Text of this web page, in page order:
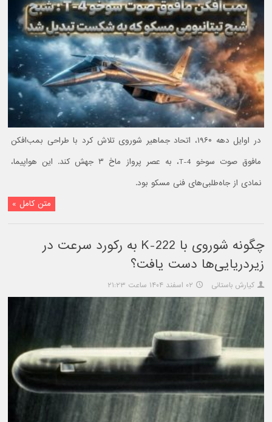
در اوایل دهه ۱۹۶۰، اتحاد جماهیر شوروی تلاش کرد با طراحی بمب‌افکن
مافوق صوت سوخو T-4، به عصر پرواز ماخ ۳ جهش کند. این هواپیما،
نمادی از جاه‌طلبی‌های فنی مسکو بود.
متن کامل »
چگونه شوروی با K-222 به رکورد سرعت در
زیردریایی‌ها دست یافت؟
کیارش باستانی ۰۲ اسفند ۱۴۰۴ ساعت ۲۱:۲۳